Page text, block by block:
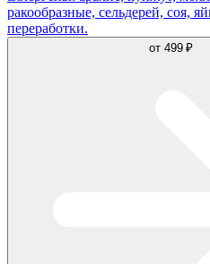
ракообразные, сельдерей, соя,
переработки.
от 499 ₽